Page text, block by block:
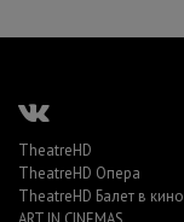
TheatreHD
TheatreHD Опера
TheatreHD Балет в кино